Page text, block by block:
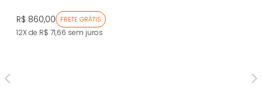
R$ 860,00 FRETE GRÁTIS
12X de R$ 71,66 sem juros